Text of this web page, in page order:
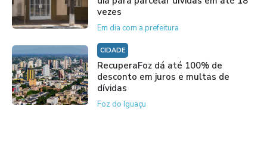
vezes
Em dia com a prefeitura
CIDADE
RecuperaFoz dá até 100% de
desconto em juros e multas de
dívidas
Foz do Iguaçu